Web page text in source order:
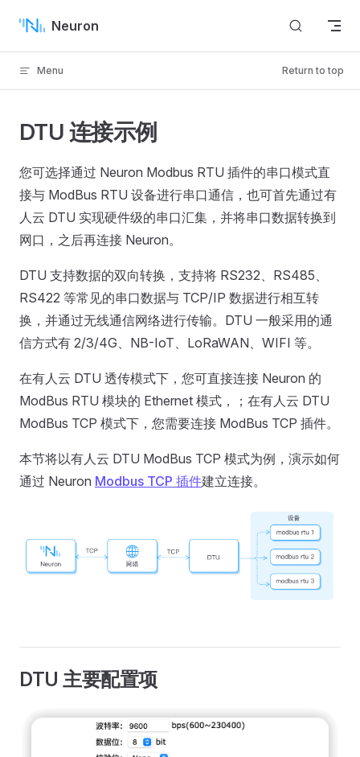
Skip to content
Neuron
Menu Return to top
DTU 连接示例
您可选择通过 Neuron Modbus RTU 插件的串口模式直
接与 ModBus RTU 设备进行串口通信，也可首先通过有
人云 DTU 实现硬件级的串口汇集，并将串口数据转换到
网口，之后再连接 Neuron。
DTU 支持数据的双向转换，支持将 RS232、RS485、
RS422 等常见的串口数据与 TCP/IP 数据进行相互转
换，并通过无线通信网络进行传输。DTU 一般采用的通
信方式有 2/3/4G、NB-IoT、LoRaWAN、WIFI 等。
在有人云 DTU 透传模式下，您可直接连接 Neuron 的
ModBus RTU 模块的 Ethernet 模式，；在有人云 DTU
ModBus TCP 模式下，您需要连接 ModBus TCP 插件。
本节将以有人云 DTU ModBus TCP 模式为例，演示如何
通过 Neuron Modbus TCP 插件建立连接。
DTU 主要配置项